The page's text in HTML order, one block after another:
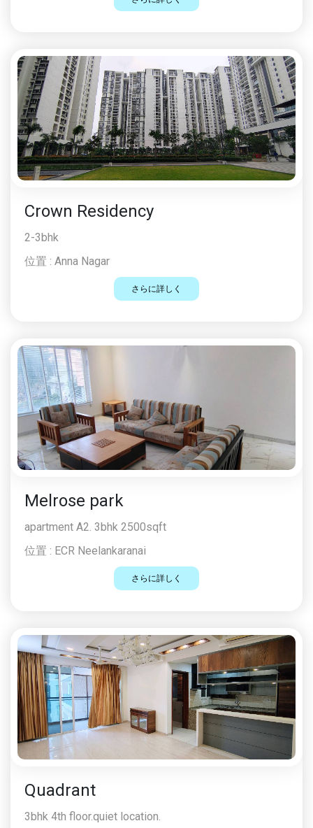
Crown Residency
2-3bhk
位置 : Anna Nagar
さらに詳しく
Melrose park
apartment A2. 3bhk 2500sqft
位置 : ECR Neelankaranai
さらに詳しく
Quadrant
3bhk 4th floor.quiet location.